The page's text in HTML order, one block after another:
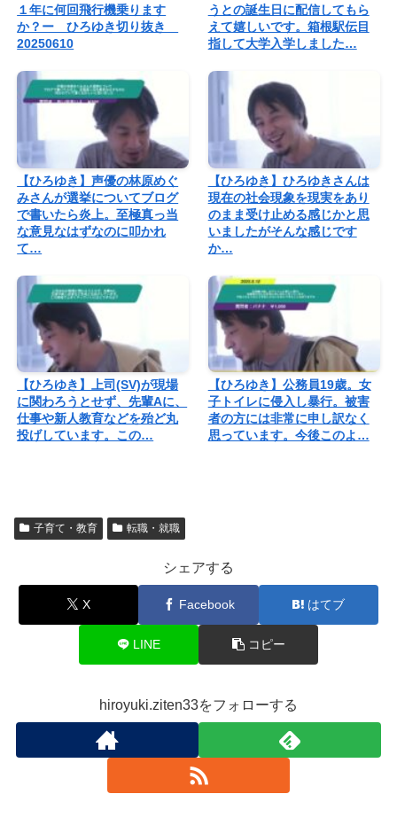
１年に何回飛行機乗ります
か？ー ひろゆき切り抜き
20250610
うとの誕生日に配信してもら
えて嬉しいです。箱根駅伝目
指して大学入学しました…
【ひろゆき】声優の林原めぐ
みさんが選挙についてブログ
で書いたら炎上。至極真っ当
な意見なはずなのに叩かれ
て…
【ひろゆき】ひろゆきさんは
現在の社会現象を現実をあり
のまま受け止める感じかと思
いましたがそんな感じです
か…
【ひろゆき】上司(SV)が現場
に関わろうとせず、先輩Aに、
仕事や新人教育などを殆ど丸
投げしています。この…
【ひろゆき】公務員19歳。女
子トイレに侵入し暴行。被害
者の方には非常に申し訳なく
思っています。今後このよ…
子育て・教育 転職・就職
シェアする
X Facebook はてブ
LINE コピー
hiroyuki.ziten33をフォローする